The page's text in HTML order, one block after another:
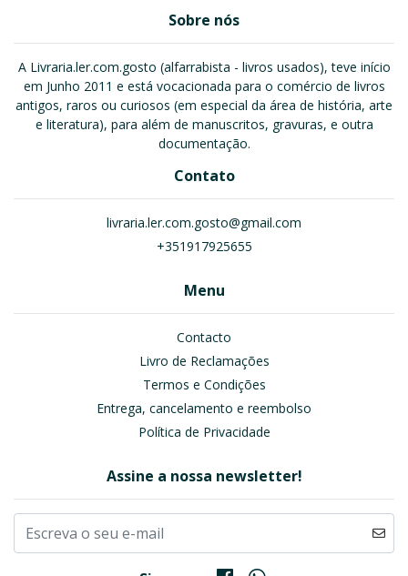
Sobre nós
A Livraria.ler.com.gosto (alfarrabista - livros usados), teve início
em Junho 2011 e está vocacionada para o comércio de livros
antigos, raros ou curiosos (em especial da área de história, arte
e literatura), para além de manuscritos, gravuras, e outra
documentação.
Contato
livraria.ler.com.gosto@gmail.com
+351917925655
Menu
Contacto
Livro de Reclamações
Termos e Condições
Entrega, cancelamento e reembolso
Política de Privacidade
Assine a nossa newsletter!